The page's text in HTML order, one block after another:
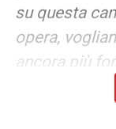
su questa
opera,
ancora più
.